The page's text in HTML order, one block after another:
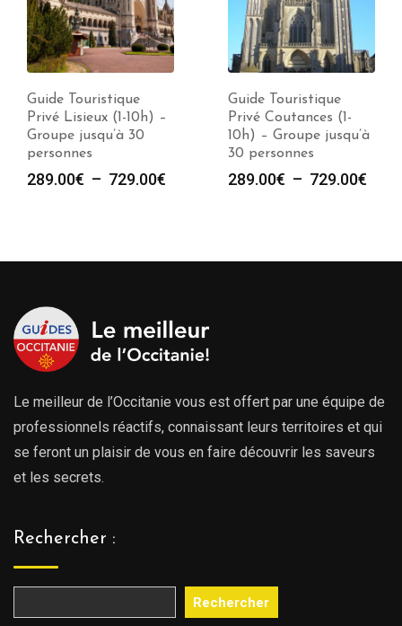
Guide Touristique
Privé Lisieux (1-10h) –
Groupe jusqu’à 30
personnes
289.00€ – 729.00€
à
Guide Touristique
Privé Coutances (1-
10h) – Groupe jusqu’à
30 personnes
289.00€ – 729.00€
à
Le meilleur de l’Occitanie vous est offert par une équipe de
professionnels réactifs, connaissant leurs territoires et qui
se feront un plaisir de vous en faire découvrir les saveurs
et les secrets.
Rechercher :
Rechercher